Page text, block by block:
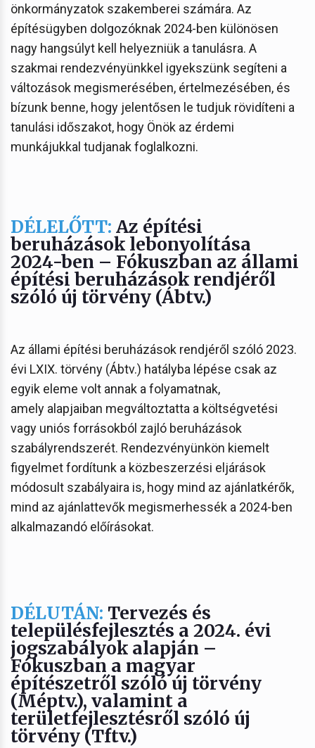
önkormányzatok szakemberei számára. Az
építésügyben dolgozóknak 2024-ben különösen
nagy hangsúlyt kell helyezniük a tanulásra. A
szakmai rendezvényünkkel igyekszünk segíteni a
változások megismerésében, értelmezésében, és
bízunk benne, hogy jelentősen le tudjuk rövidíteni a
tanulási időszakot, hogy Önök az érdemi
munkájukkal tudjanak foglalkozni.
DÉLELŐTT: Az építési
beruházások lebonyolítása
2024-ben – Fókuszban az állami
építési beruházások rendjéről
szóló új törvény (Ábtv.)
Az állami építési beruházások rendjéről szóló 2023.
évi LXIX. törvény (Ábtv.) hatályba lépése csak az
egyik eleme volt annak a folyamatnak,
amely alapjaiban megváltoztatta a költségvetési
vagy uniós forrásokból zajló beruházások
szabályrendszerét. Rendezvényünkön kiemelt
figyelmet fordítunk a közbeszerzési eljárások
módosult szabályaira is, hogy mind az ajánlatkérők,
mind az ajánlattevők megismerhessék a 2024-ben
alkalmazandó előírásokat.
DÉLUTÁN: Tervezés és
településfejlesztés a 2024. évi
jogszabályok alapján –
Fókuszban a magyar
építészetről szóló új törvény
(Méptv.), valamint a
területfejlesztésről szóló új
törvény (Tftv.)